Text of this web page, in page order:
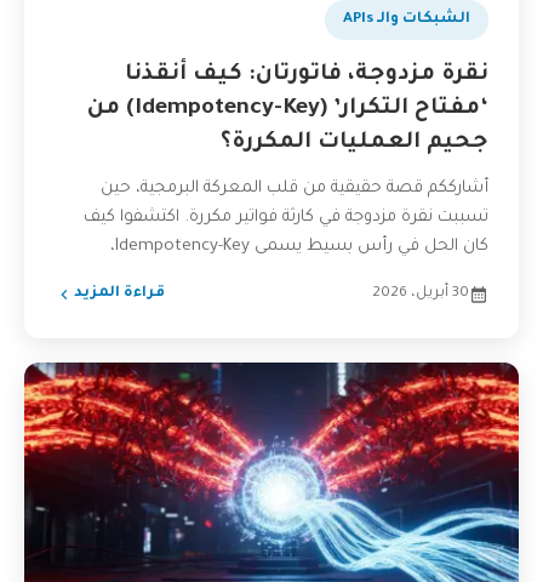
الشبكات والـ APIs
نقرة مزدوجة، فاتورتان: كيف أنقذنا
‘مفتاح التكرار’ (Idempotency-Key) من
جحيم العمليات المكررة؟
أشارككم قصة حقيقية من قلب المعركة البرمجية، حين
تسببت نقرة مزدوجة في كارثة فواتير مكررة. اكتشفوا كيف
كان الحل في رأس بسيط يسمى Idempotency-Key،
30 أبريل، 2026 قراءة المزيد